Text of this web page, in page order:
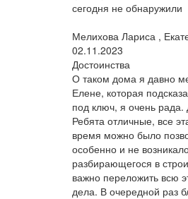
сегодня не обнаружили
Мелихова Лариса ,
02.11.2023
Достоинства
О таком дома я давно
Елене, которая
под ключ, я очень
Ребята отличные, все
время можно было
особенно и не
разбирающегося в
важно переложить всю
дела. В очередной раз